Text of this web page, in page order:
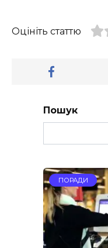
Оцініть статтю
Пошук
ПОРАДИ